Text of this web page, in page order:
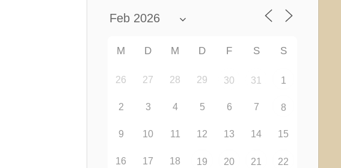
M D M D F S S
26 27 28 29 30 31 1
2 3 4 5 6 7 8
9 10 11 12 13 14 15
16 17 18 19 20 21 22